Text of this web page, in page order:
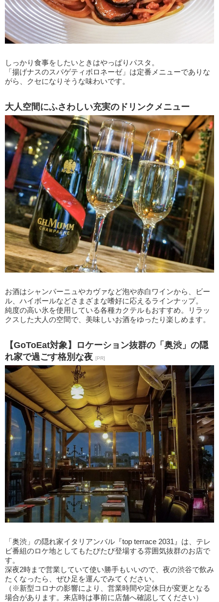
しっかり食事をしたいときはやっぱりパスタ。
「揚げナスのスパゲティボロネーゼ」は定番メニューでありな
がら、クセになりそうな味わいです。
大人空間にふさわしい充実のドリンクメニュー
お酒はシャンパーニュやカヴァなど泡や赤白ワインから、ビー
ル、ハイボールなどさまざまな嗜好に応えるラインナップ。
純度の高い氷を使用している各種カクテルもおすすめ。リラッ
クスした大人の空間で、美味しいお酒をゆったり楽しめます。
【GoToEat対象】ロケーション抜群の「奥渋」の隠
れ家で過ごす格別な夜 [PR]
「奥渋」の隠れ家イタリアンバル『top terrace 2031』は、テレ
ビ番組のロケ地としてもたびたび登場する雰囲気抜群のお店で
す。
深夜2時まで営業していて使い勝手もいいので、夜の渋谷で飲み
たくなったら、ぜひ足を運んでみてください。
（※新型コロナの影響により、営業時間や定休日が変更となる
場合があります。来店時は事前に店舗へ確認してください）